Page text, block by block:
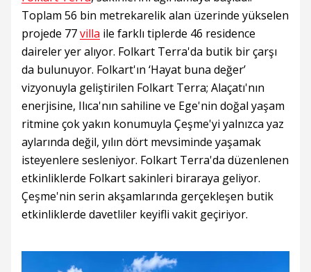
Toplam 56 bin metrekarelik alan üzerinde yükselen
projede 77villa ile farklı tiplerde 46 residence
daireler yer alıyor. Folkart Terra'da butik bir çarşı
da bulunuyor. Folkart'ın ‘Hayat buna değer’
vizyonuyla geliştirilen Folkart Terra; Alaçatı'nın
enerjisine, Ilıca'nın sahiline ve Ege'nin doğal yaşam
ritmine çok yakın konumuyla Çeşme'yi yalnızca yaz
aylarında değil, yılın dört mevsiminde yaşamak
isteyenlere sesleniyor. Folkart Terra'da düzenlenen
etkinliklerde Folkart sakinleri biraraya geliyor.
Çeşme'nin serin akşamlarında gerçekleşen butik
etkinliklerde davetliler keyifli vakit geçiriyor.